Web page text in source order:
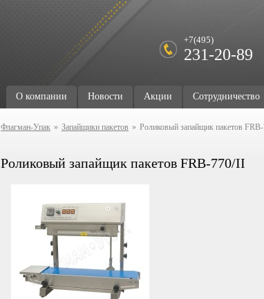
+7(495)
231-20-89
О компании Новости Акции Сотрудничество
Флагман-Упак » Запайщики пакетов » Роликовый запайщик пакетов
Роликовый запайщик пакетов FRB-770/II